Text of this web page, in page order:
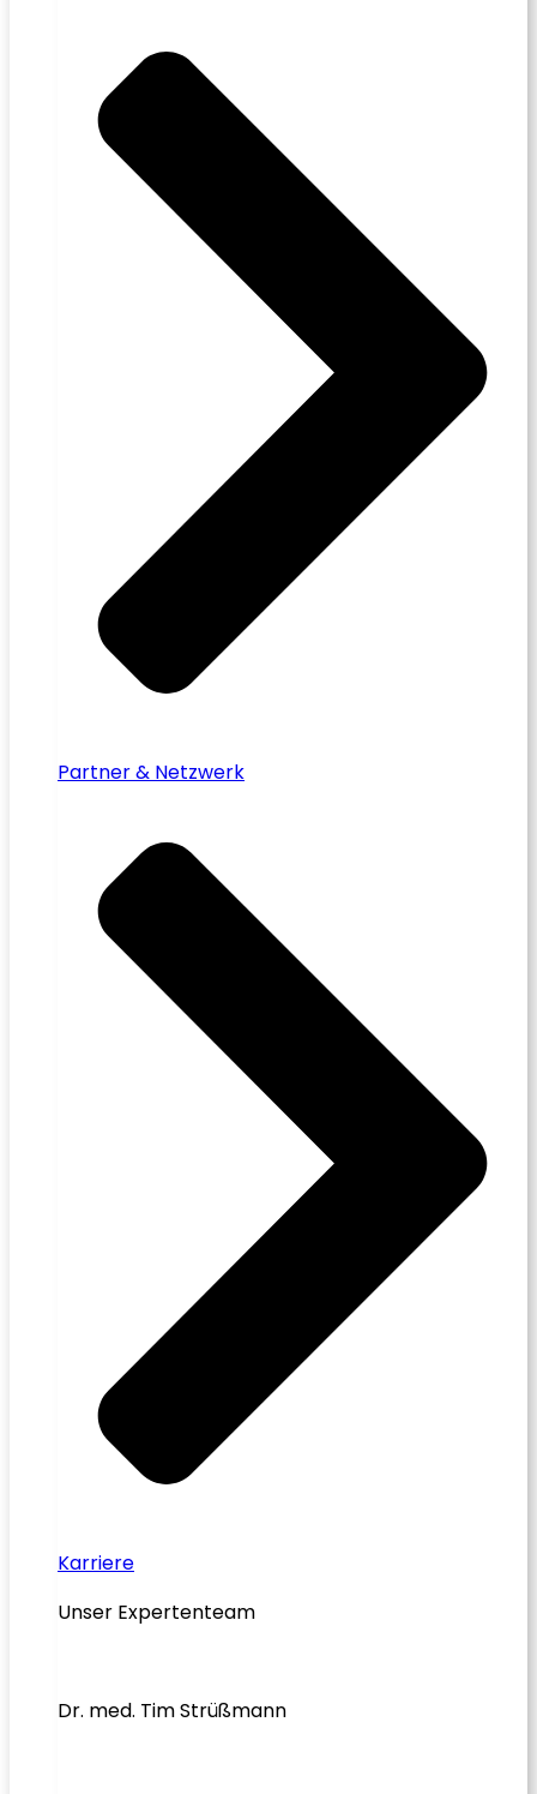
Partner & Netzwerk
Karriere
Unser Expertenteam
Dr. med. Tim Strüßmann